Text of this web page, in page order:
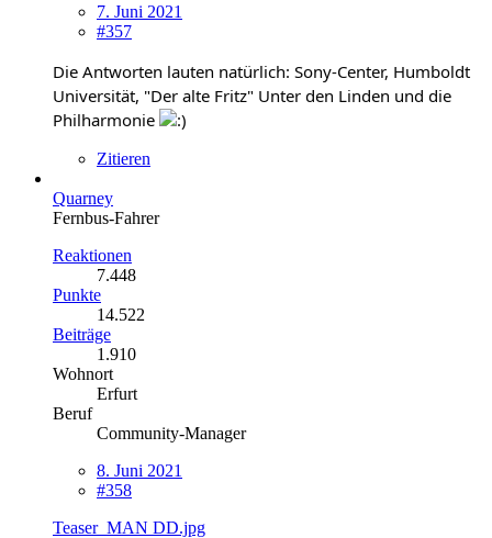
7. Juni 2021
#357
Die Antworten lauten natürlich: Sony-Center, Humboldt
Universität, "Der alte Fritz" Unter den Linden und die
Philharmonie
Zitieren
Quarney
Fernbus-Fahrer
Reaktionen
7.448
Punkte
14.522
Beiträge
1.910
Wohnort
Erfurt
Beruf
Community-Manager
8. Juni 2021
#358
Teaser_MAN DD.jpg